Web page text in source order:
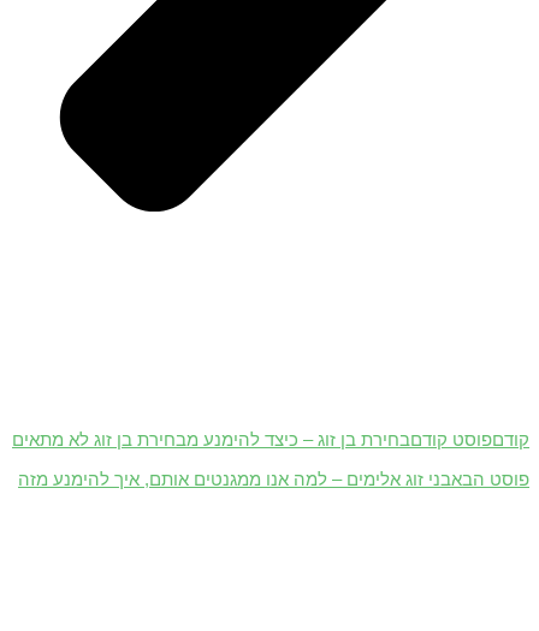
קודםפוסט קודםבחירת בן זוג – כיצד להימנע מבחירת בן זוג לא מתאים
פוסט הבאבני זוג אלימים – למה אנו ממגנטים אותם, איך להימנע מזה